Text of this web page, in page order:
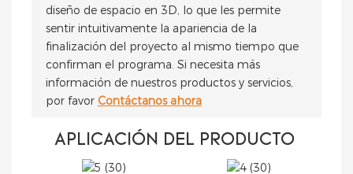
diseño de espacio en 3D, lo que les permite
sentir intuitivamente la apariencia de la
finalización del proyecto al mismo tiempo que
confirman el programa. Si necesita más
información de nuestros productos y servicios,
por favor Contáctanos ahora
APLICACIÓN DEL PRODUCTO